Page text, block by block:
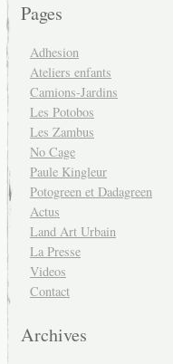
Pages
Adhesion
Ateliers enfants
Camions-Jardins
Les Potobos
Les Zambus
No Cage
Paule Kingleur
Potogreen et Dadagreen
Actus
Land Art Urbain
La Presse
Videos
Contact
Archives